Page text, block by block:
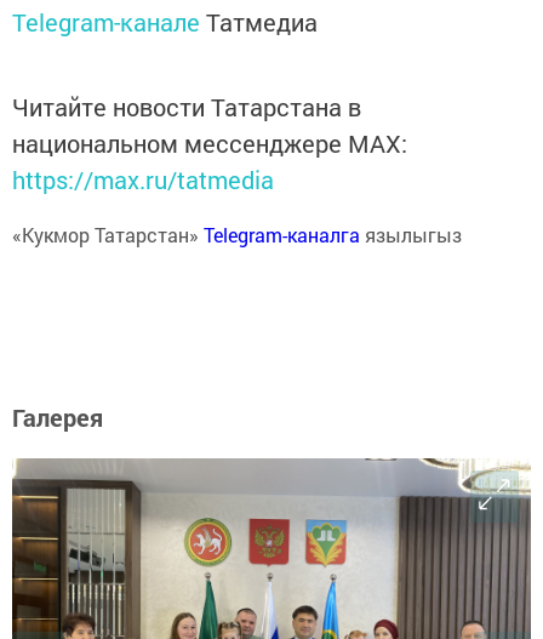
Telegram-канале Татмедиа
Читайте новости Татарстана в
национальном мессенджере MАХ:
https://max.ru/tatmedia
«Кукмор Татарстан» Telegram-каналга язылыгыз
Галерея